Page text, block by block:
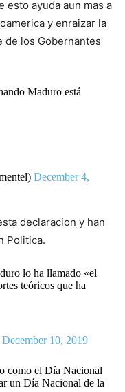
esto ayuda aun mas a
y enraizar la
de los Gobernantes
Maduro está
December 4,
declaracion y han
Politica.
lo ha llamado «el
teóricos que ha
December 10, 2019
como el Día Nacional
un Día Nacional de la